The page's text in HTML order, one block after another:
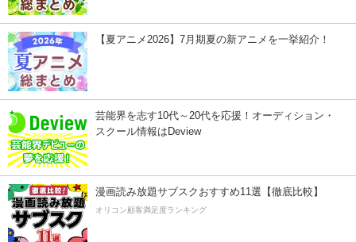
【夏アニメ2026】7月期夏の新アニメを一挙紹介！
芸能界を志す10代～20代を応援！オーディション・
スクール情報はDeview
漫画読み放題サブスクおすすめ11選【徹底比較】
オリコン顧客満足度ランキング